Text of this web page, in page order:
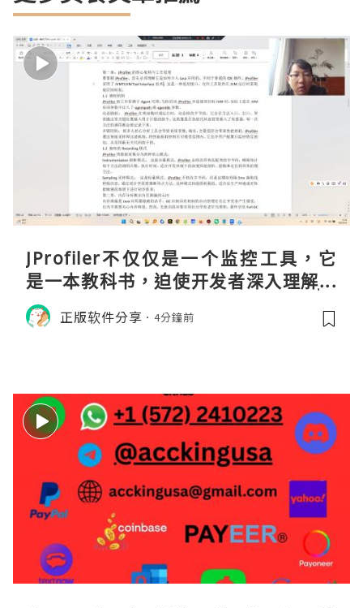
JProfiler不仅仅是一个监控工具，它
是一本教科书，迫使开发者深入理解JV
M的内存模型、垃圾回收机制和并发原
理。通过直观的可视化数据，它将抽象
正版软件分享 4分鐘前